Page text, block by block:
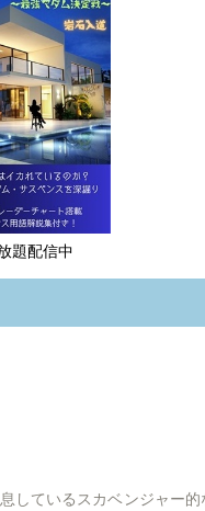
題配信中
しているスカベンジャー